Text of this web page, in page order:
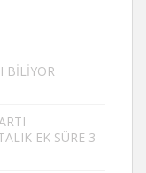
BİLİYOR
EK SÜRE 3